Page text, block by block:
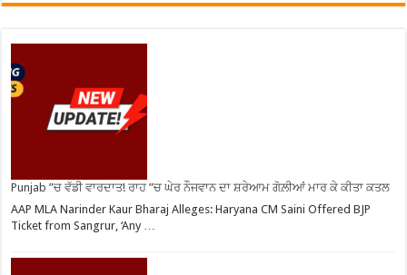
Punjab ”ਚ ਵੱਡੀ ਵਾਰਦਾਤ! ਰਾਹ ”ਚ ਘੇਰ ਨੌਜਵਾਨ ਦਾ ਸ਼ਰੇਆਮ ਗੋਲ਼ੀਆਂ ਮਾਰ ਕੇ ਕੀਤਾ ਕਤਲ
AAP MLA Narinder Kaur Bharaj Alleges: Haryana CM Saini Offered BJP
Ticket from Sangrur, ‘Any …